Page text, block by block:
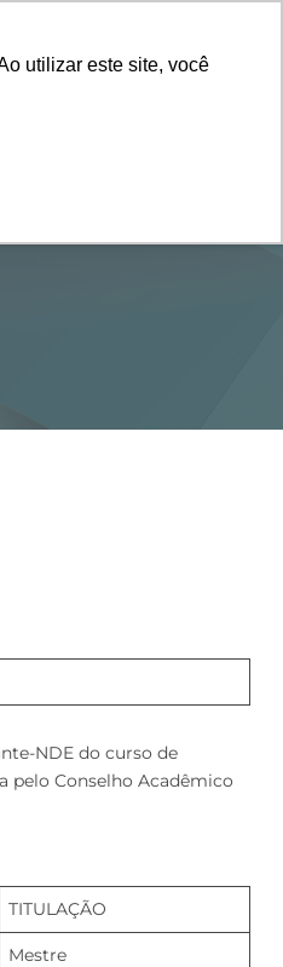
utilizar este site, você
NDE do curso de
pelo Conselho Acadêmico
TITULAÇÃO
Mestre